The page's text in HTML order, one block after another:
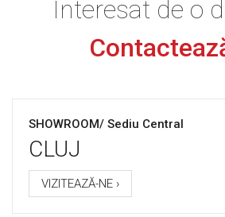
Interesat de o
SHOWROOM/ Sediu Central
CLUJ
VIZITEAZĂ-NE ›